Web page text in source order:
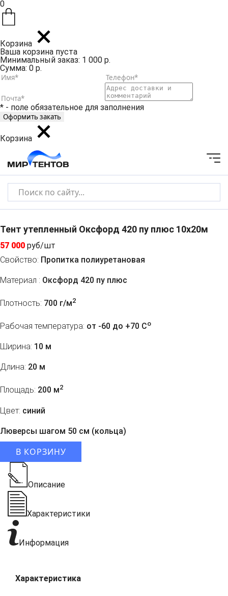
0
Корзина
Ваша корзина пуста
Минимальный заказ: 1 000 р.
Сумма: 0 р.
* - поле обязательное для заполнения
Корзина
Тент утепленный Оксфорд 420 пу плюс 10х20м
57 000 руб/шт
Свойство: Пропитка полиуретановая
Материал : Оксфорд 420 пу плюс
Плотность: 700 г/м2
Рабочая температура: от -60 до +70 Co
Ширина: 10 м
Длина: 20 м
Площадь: 200 м2
Цвет: синий
Люверсы шагом 50 см (кольца)
В КОРЗИНУ
Описание
Характеристики
Информация
Характеристика